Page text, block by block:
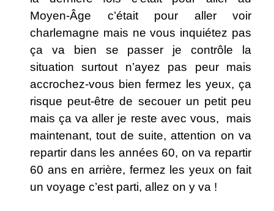
Moyen-Âge c’était pour aller voir
charlemagne mais ne vous inquiétez pas
ça va bien se passer je contrôle la
situation surtout n’ayez pas peur mais
accrochez-vous bien fermez les yeux, ça
risque peut-être de secouer un petit peu
mais ça va aller je reste avec vous, mais
maintenant, tout de suite, attention on va
repartir dans les années 60, on va repartir
60 ans en arrière, fermez les yeux on fait
un voyage c’est parti, allez on y va !